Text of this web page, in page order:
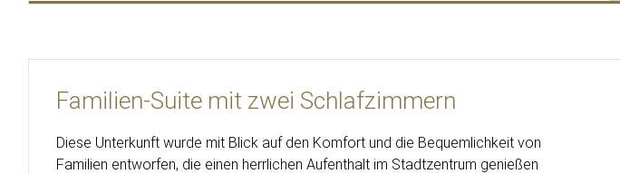
Familien-Suite mit zwei Schlafzimmern
Diese Unterkunft wurde mit Blick auf den Komfort und die Bequemlichkeit von
Familien entworfen, die einen herrlichen Aufenthalt im Stadtzentrum genießen